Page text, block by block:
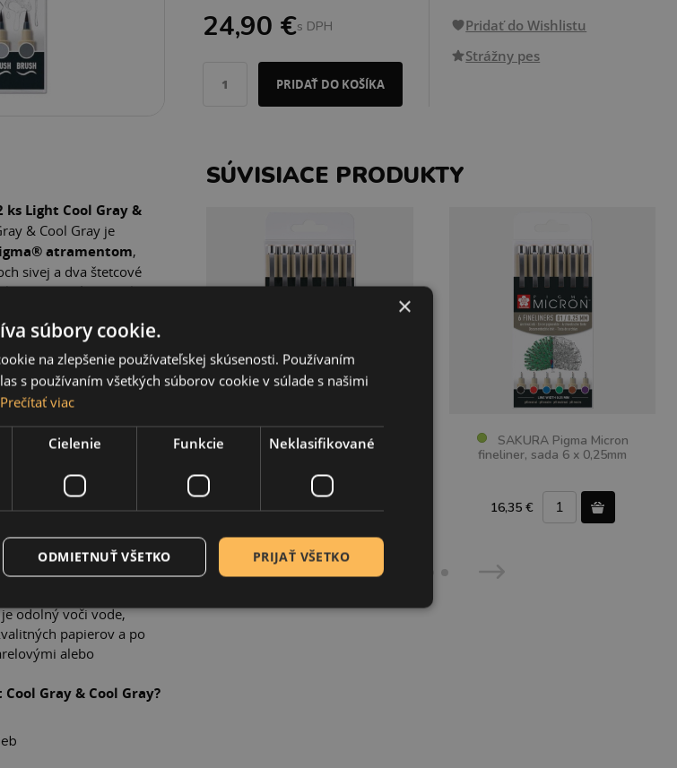
24,90 €s DPH
PRIDAŤ DO KOŠÍKA
Pridať do Wishlistu
Strážny pes
ks Light Cool Gray &
& Cool Gray je
atramentom,
sivej a dva štetcové
Gray) a sivých (Cool
realistické
a patentovala Pigma
kombinujúci
svetlostálosť,
kresby, ilustrácie aj
sú obľúbené
výtvarníkmi,
aj technického
hrotov, dvoch
vytvárať
tieňovanie v jednej
tieňovanie
skicovanie, ilustrácie,
diel aj
odolný voči vode,
papierov a po
alebo
Gray & Cool Gray?
SÚVISIACE PRODUKTY
SAKURA Pigma Micron
fineliner, sada 6 + 1
19,90 €
SAKURA Pigma Micron
fineliner, sada 6 x 0,25mm
16,35 €
×
súbory cookie.
na zlepšenie používateľskej skúsenosti. Používaním
s používaním všetkých súborov cookie v súlade s našimi
Prečítať viac
Cielenie Funkcie Neklasifikované
PRIJAŤ VŠETKO
ODMIETNUŤ VŠETKO